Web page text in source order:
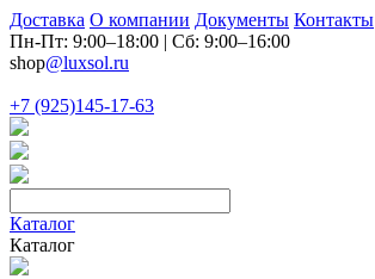
Доставка О компании Документы Контакты
Пн-Пт: 9:00–18:00 | Сб: 9:00–16:00
shop@luxsol.ru
+7 (925)145-17-63
Каталог
Каталог